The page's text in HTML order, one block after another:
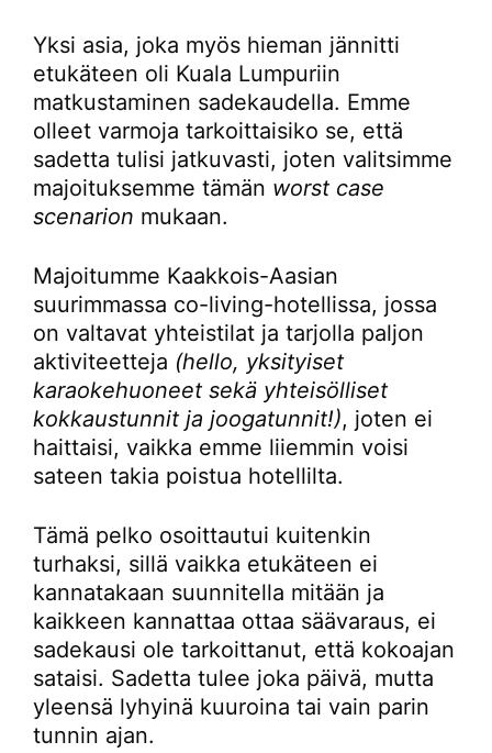
Yksi asia, joka myös hieman jännitti
etukäteen oli Kuala Lumpuriin
matkustaminen sadekaudella. Emme
olleet varmoja tarkoittaisiko se, että
sadetta tulisi jatkuvasti, joten valitsimme
majoituksemme tämän worst case
scenarion mukaan.
Majoitumme Kaakkois-Aasian
suurimmassa co-living-hotellissa, jossa
on valtavat yhteistilat ja tarjolla paljon
aktiviteetteja (hello, yksityiset
karaokehuoneet sekä yhteisölliset
kokkaustunnit ja joogatunnit!), joten ei
haittaisi, vaikka emme liiemmin voisi
sateen takia poistua hotellilta.
Tämä pelko osoittautui kuitenkin
turhaksi, sillä vaikka etukäteen ei
kannatakaan suunnitella mitään ja
kaikkeen kannattaa ottaa säävaraus, ei
sadekausi ole tarkoittanut, että kokoajan
sataisi. Sadetta tulee joka päivä, mutta
yleensä lyhyinä kuuroina tai vain parin
tunnin ajan.